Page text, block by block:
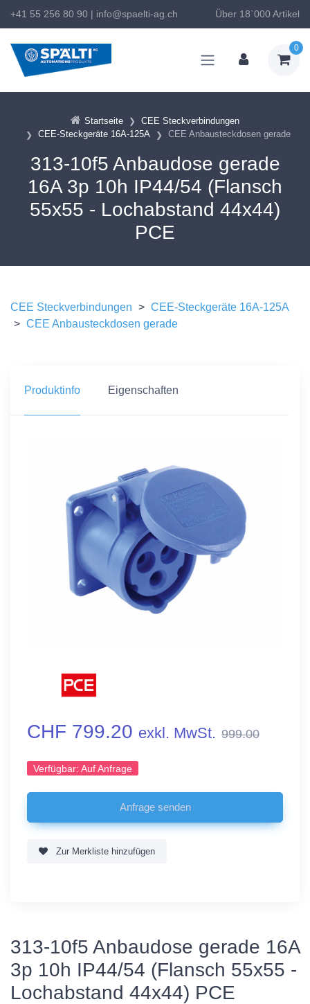
+41 55 256 80 90 | info@spaelti-ag.ch Über 18`000 Artikel
0
Startseite
CEE Steckverbindungen
CEE-Steckgeräte 16A-125A
CEE Anbausteckdosen gerade
313-10f5 Anbaudose gerade
16A 3p 10h IP44/54 (Flansch
55x55 - Lochabstand 44x44)
PCE
CEE Steckverbindungen > CEE-Steckgeräte 16A-125A
> CEE Anbausteckdosen gerade
Produktinfo Eigenschaften
CHF 799.20 exkl. MwSt. 999.00
Verfügbar: Auf Anfrage
Zur Merkliste hinzufügen
313-10f5 Anbaudose gerade 16A
3p 10h IP44/54 (Flansch 55x55 -
Lochabstand 44x44) PCE